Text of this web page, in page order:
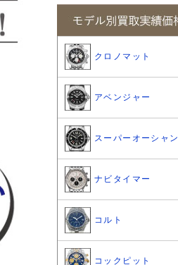
クロノマット
アベンジャー
スーパーオーシャン
ナビタイマー
コルト
コックピット